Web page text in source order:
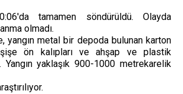
tamamen söndürüldü. Olayda
olmadı.
yangın metal bir depoda bulunan karton
ön kalıpları ve ahşap ve plastik
yaklaşık 900-1000 metrekarelik